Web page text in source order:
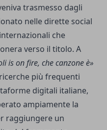
trasmesso dagli
nelle dirette social
che
verso il titolo. A
is on fire, che canzone è»
più frequenti
digitali italiane,
ampiamente la
raggiungere un